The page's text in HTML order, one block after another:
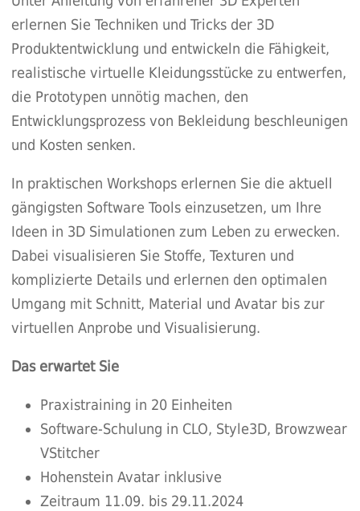
erlernen Sie Techniken und Tricks der 3D
Produktentwicklung und entwickeln die Fähigkeit,
realistische virtuelle Kleidungsstücke zu entwerfen,
die Prototypen unnötig machen, den
Entwicklungsprozess von Bekleidung beschleunigen
und Kosten senken.
In praktischen Workshops erlernen Sie die aktuell
gängigsten Software Tools einzusetzen, um Ihre
Ideen in 3D Simulationen zum Leben zu erwecken.
Dabei visualisieren Sie Stoffe, Texturen und
komplizierte Details und erlernen den optimalen
Umgang mit Schnitt, Material und Avatar bis zur
virtuellen Anprobe und Visualisierung.
Das erwartet Sie
Praxistraining in 20 Einheiten
Software-Schulung in CLO, Style3D, Browzwear
VStitcher
Hohenstein Avatar inklusive
Zeitraum 11.09. bis 29.11.2024